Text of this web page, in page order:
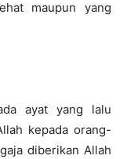
maupun yang
ayat yang lalu
kepada orang-
diberikan Allah